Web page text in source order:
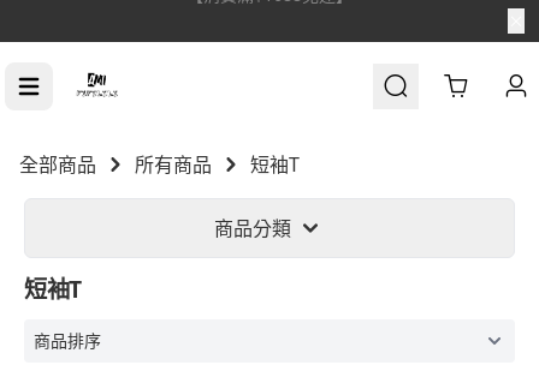
Cart
全部商品 所有商品 短袖T
商品分類
短袖T